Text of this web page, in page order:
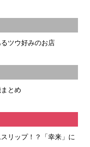
ツウ好みのお店
とめ
リップ！？「幸来」に